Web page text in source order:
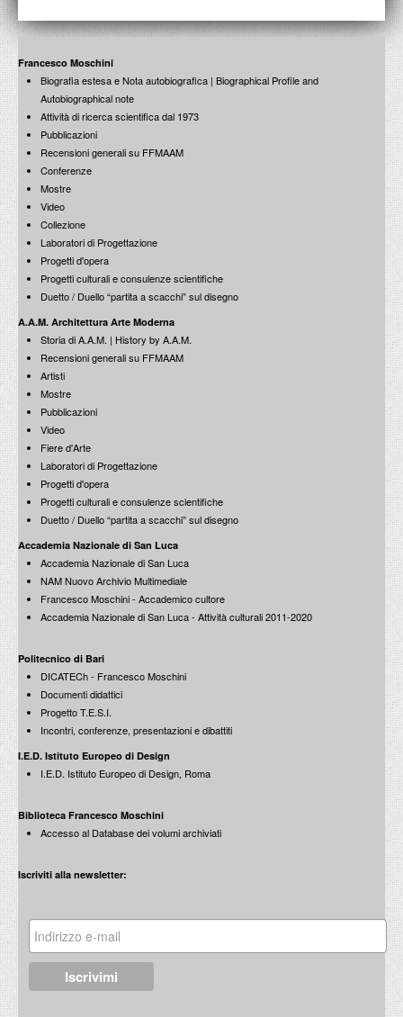
Francesco Moschini
Biografia estesa e Nota autobiografica | Biographical Profile and
Autobiographical note
Attività di ricerca scientifica dal 1973
Pubblicazioni
Recensioni generali su FFMAAM
Conferenze
Mostre
Video
Collezione
Laboratori di Progettazione
Progetti d'opera
Progetti culturali e consulenze scientifiche
Duetto / Duello “partita a scacchi” sul disegno
A.A.M. Architettura Arte Moderna
Storia di A.A.M. | History by A.A.M.
Recensioni generali su FFMAAM
Artisti
Mostre
Pubblicazioni
Video
Fiere d'Arte
Laboratori di Progettazione
Progetti d'opera
Progetti culturali e consulenze scientifiche
Duetto / Duello “partita a scacchi” sul disegno
Accademia Nazionale di San Luca
Accademia Nazionale di San Luca
NAM Nuovo Archivio Multimediale
Francesco Moschini - Accademico cultore
Accademia Nazionale di San Luca - Attività culturali 2011-2020
Politecnico di Bari
DICATECh - Francesco Moschini
Documenti didattici
Progetto T.E.S.I.
Incontri, conferenze, presentazioni e dibattiti
I.E.D. Istituto Europeo di Design
I.E.D. Istituto Europeo di Design, Roma
Biblioteca Francesco Moschini
Accesso al Database dei volumi archiviati
Iscriviti alla newsletter: